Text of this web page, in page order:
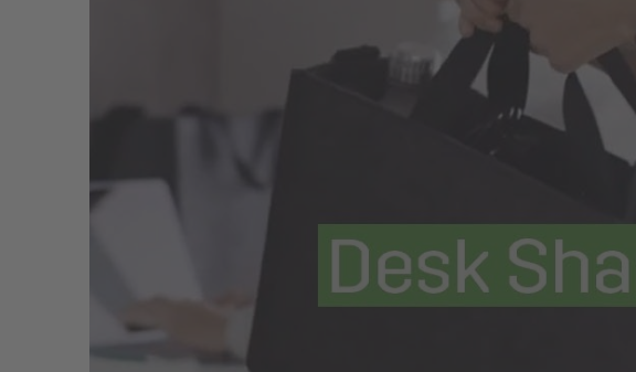
Die Desk Sharing Bags und Bag Accessoires werden von SIGEL
hauseigenen Produktion in Deutschland – „Printed in Germany“
Ja. Die Taschen sind speziell für den sicheren Transport im
dafür, dass Laptop und Unterlagen geschützt und sicher stehen. In
Schutz vor Kratzern, Schmutz und Abnutzung.
Lässt sich die Tasche flach zusammenfalten?
Die Desk Sharing Bag lässt sich flach zusammenfalten. Im
Schränken, Schubladen oder Schließfächern verstauen.